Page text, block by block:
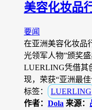
美容化妆品
要闻
在亚洲美容化妆品
光领军人物”颁奖
LUERLING凭借其
现，荣获“亚洲最
标签：
LUERLING
作者： Dola 来源：